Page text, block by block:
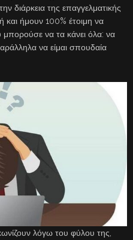
διάρκεια της επαγγελματικής
και ήμουν 100% έτοιμη να
να τα κάνει όλα: να
να είμαι σπουδαία
λόγω του φύλου της,